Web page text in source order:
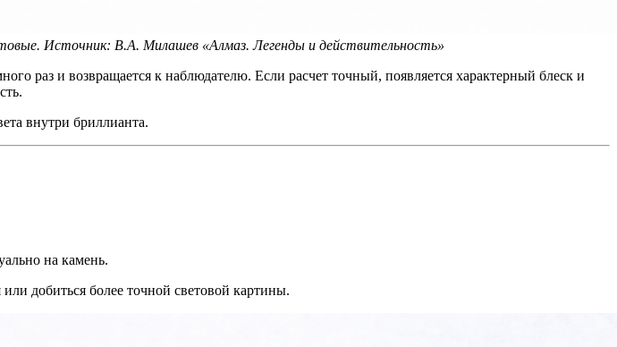
Источник: В.А. Милашев «Алмаз. Легенды и действительность»
раз и возвращается к наблюдателю. Если расчет точный, появляется характерный блеск и
внутри бриллианта.
на камень.
добиться более точной световой картины.